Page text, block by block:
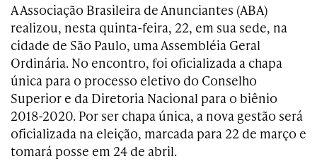
A Associação Brasileira de Anunciantes (ABA)
realizou, nesta quinta-feira, 22, em sua sede, na
cidade de São Paulo, uma Assembléia Geral
Ordinária. No encontro, foi oficializada a chapa
única para o processo eletivo do Conselho
Superior e da Diretoria Nacional para o biênio
2018-2020. Por ser chapa única, a nova gestão será
oficializada na eleição, marcada para 22 de março e
tomará posse em 24 de abril.